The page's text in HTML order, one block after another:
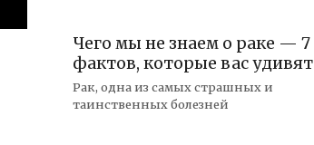
Чего мы не знаем о раке — 7
фактов, которые вас удивят
Рак, одна из самых страшных и
таинственных болезней